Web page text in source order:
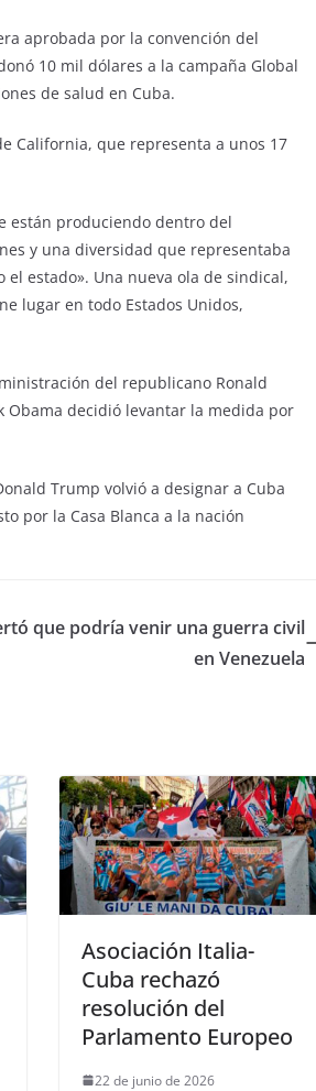
aprobada por la convención del
10 mil dólares a la campaña Global
de salud en Cuba.
California, que representa a unos 17
están produciendo dentro del
y una diversidad que representaba
estado». Una nueva ola de sindical,
lugar en todo Estados Unidos,
del republicano Ronald
Obama decidió levantar la medida por
Trump volvió a designar a Cuba
por la Casa Blanca a la nación
que podría venir una guerra civil
en Venezuela
Asociación Italia-
Cuba rechazó
resolución del
Parlamento Europeo
22 de junio de 2026